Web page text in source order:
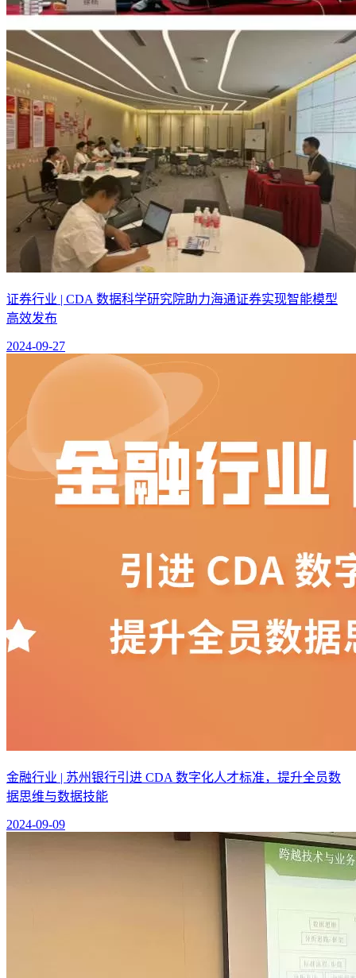
证券行业 | CDA 数据科学研究院助力海通证券实现智能模型
高效发布
2024-09-27
金融行业 | 苏州银行引进 CDA 数字化人才标准，提升全员数
据思维与数据技能
2024-09-09